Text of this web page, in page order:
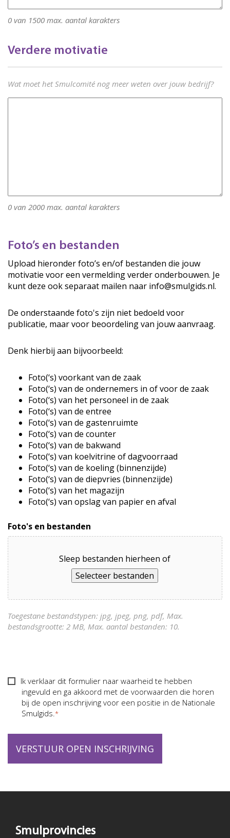
0 van 1500 max. aantal karakters
Verdere motivatie
Ruimte
Wat moet het Smulcomité nog meer weten over jouw bedrijf?
0 van 2000 max. aantal karakters
Foto’s en bestanden
Upload hieronder foto’s en/of bestanden die jouw
motivatie voor een vermelding verder onderbouwen. Je
kunt deze ook separaat mailen naar info@smulgids.nl.
De onderstaande foto's zijn niet bedoeld voor
publicatie, maar voor beoordeling van jouw aanvraag.
Denk hierbij aan bijvoorbeeld:
Foto(‘s) voorkant van de zaak
Foto(‘s) van de ondernemers in of voor de zaak
Foto(‘s) van het personeel in de zaak
Foto(‘s) van de entree
Foto(‘s) van de gastenruimte
Foto(‘s) van de counter
Foto(‘s) van de bakwand
Foto(‘s) van koelvitrine of dagvoorraad
Foto(‘s) van de koeling (binnenzijde)
Foto(‘s) van de diepvries (binnenzijde)
Foto(‘s) van het magazijn
Foto(‘s) van opslag van papier en afval
Foto's en bestanden
Sleep bestanden hierheen of
Selecteer bestanden
Toegestane bestandstypen: jpg, jpeg, png, pdf, Max.
bestandsgrootte: 2 MB, Max. aantal bestanden: 10.
Verklaring
Ik verklaar dit formulier naar waarheid te hebben
ingevuld en ga akkoord met de voorwaarden die horen
bij de open inschrijving voor een positie in de Nationale
Smulgids.*
Smulprovincies